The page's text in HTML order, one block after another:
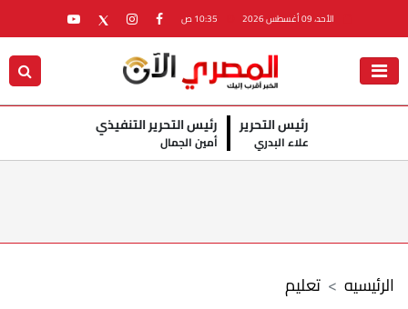
الأحد، 09 أغسطس 2026
رئيس التحرير
علاء البدري
رئيس التحرير التنفيذي
أمين الجمال
تعليم الرئيسيه